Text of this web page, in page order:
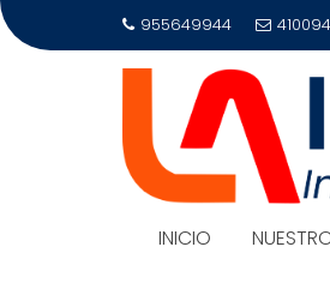
Saltar
al
955649944
INICIO